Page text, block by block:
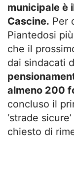
municipale è
Cascine. Per
Piantedosi
che il
dai sindacati
almeno 200
concluso il
‘strade
chiesto di